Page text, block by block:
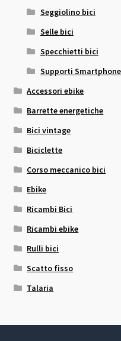
Seggiolino bici
Selle bici
Specchietti bici
Supporti Smartphone
Accessori ebike
Barrette energetiche
Bici vintage
Biciclette
Corso meccanico bici
Ebike
Ricambi Bici
Ricambi ebike
Rulli bici
Scatto fisso
Talaria